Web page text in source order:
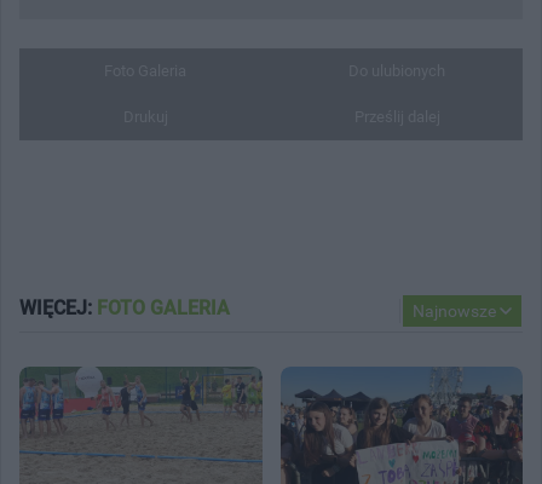
Najnowsze
WIĘCEJ: FOTO GALERIA